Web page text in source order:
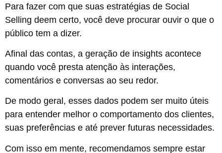
Para fazer com que suas estratégias de Social
Selling deem certo, você deve procurar ouvir o que o
público tem a dizer.
Afinal das contas, a geração de insights acontece
quando você presta atenção às interações,
comentários e conversas ao seu redor.
De modo geral, esses dados podem ser muito úteis
para entender melhor o comportamento dos clientes,
suas preferências e até prever futuras necessidades.
Com isso em mente, recomendamos sempre estar